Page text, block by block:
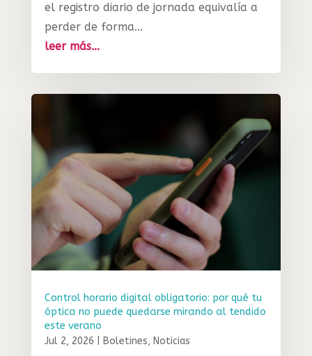
el registro diario de jornada equivalía a
perder de forma...
leer más...
Control horario digital obligatorio: por qué tu
óptica no puede quedarse mirando al tendido
este verano
Jul 2, 2026
Boletines, Noticias